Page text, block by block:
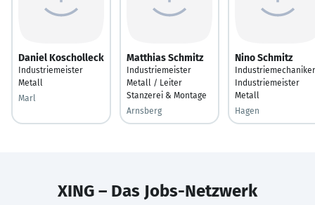
Daniel Koscholleck
Industriemeister
Metall
Marl
Matthias Schmitz
Industriemeister
Metall / Leiter
Stanzerei & Montage
Arnsberg
Nino Schmitz
Industriemeister
Metall
Hagen
XING – Das Jobs-Netzwerk